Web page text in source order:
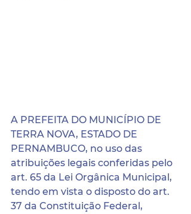
A PREFEITA DO MUNICÍPIO DE
TERRA NOVA, ESTADO DE
PERNAMBUCO, no uso das
atribuições legais conferidas pelo
art. 65 da Lei Orgânica Municipal,
tendo em vista o disposto do art.
37 da Constituição Federal,